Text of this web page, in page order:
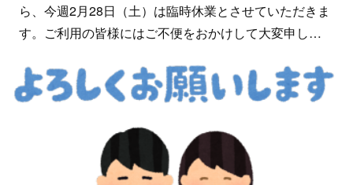
ら、今週2月28日（土）は臨時休業とさせていただきま
す。ご利用の皆様にはご不便をおかけして大変申し…